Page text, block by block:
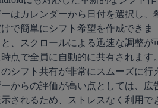
はカレンダーから日付を選択し、
で簡単にシフト希望を作成できま
、スクロールによる迅速な調整が
点で全員に自動的に共有されます
シフト共有が非常にスムーズに行
からの評価が高い点としては、広
されるため、ストレスなく利用で